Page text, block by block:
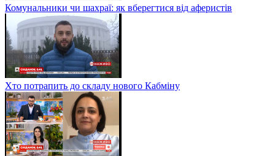
Комунальники чи шахраї: як вберегтися від аферистів
Хто потрапить до складу нового Кабміну